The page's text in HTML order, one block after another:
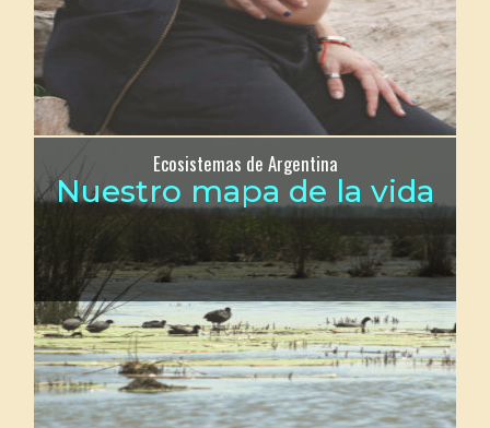
Ecosistemas de Argentina
Nuestro mapa de la vida